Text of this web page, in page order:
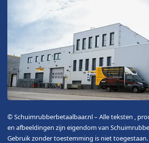
© Schuimrubberbetaalbaar.nl – Alle teksten ,
en afbeeldingen zijn eigendom van
Gebruik zonder toestemming is niet toegestaan.